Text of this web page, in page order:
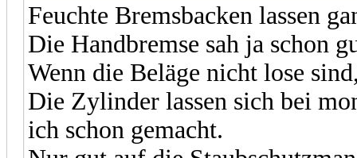
Feuchte Bremsbacken lassen
Die Handbremse sah ja schon
Wenn die Beläge nicht lose
Die Zylinder lassen sich bei
ich schon gemacht.